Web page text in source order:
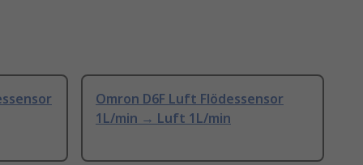
Omron D6F Luft Flödessensor
1L/min → Luft 1L/min